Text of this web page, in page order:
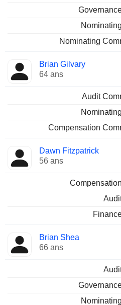
Nominating
Brian Gilvary
64 ans
Audit
Compensation
Dawn Fitzpatrick
56 ans
Brian Shea
66 ans